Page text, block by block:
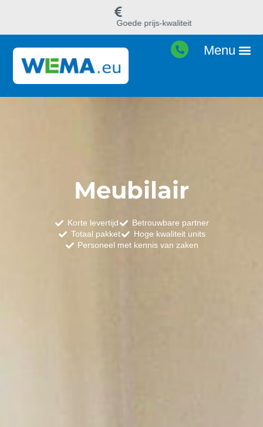
Goede prijs-kwaliteit
Meubilair
Korte levertijd
Betrouwbare partner
Totaal pakket
Hoge kwaliteit units
Personeel met kennis van zaken